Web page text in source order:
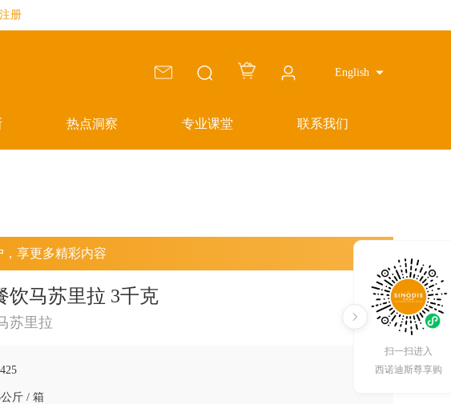
注册
English
热点洞察 专业课堂 联系我们
扫一扫进入
西诺迪斯尊享购
，享更多精彩内容
饮马苏里拉 3千克
苏里拉
斤 / 箱